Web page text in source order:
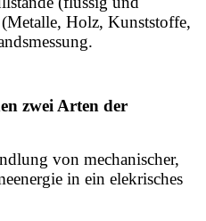
Holz, Kunststoffe,
zwei Arten der
von mechanischer,
in ein elekrisches